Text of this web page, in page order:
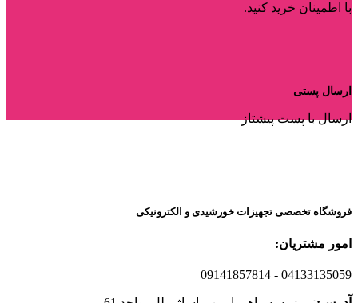
با اطمینان خرید کنید.
ارسال پستی
ارسال با پست پیشتاز
فروشگاه تخصصی تجهیزات خورشیدی و الکترونیکی
امور مشتریان:
- 04133135059
09141857814